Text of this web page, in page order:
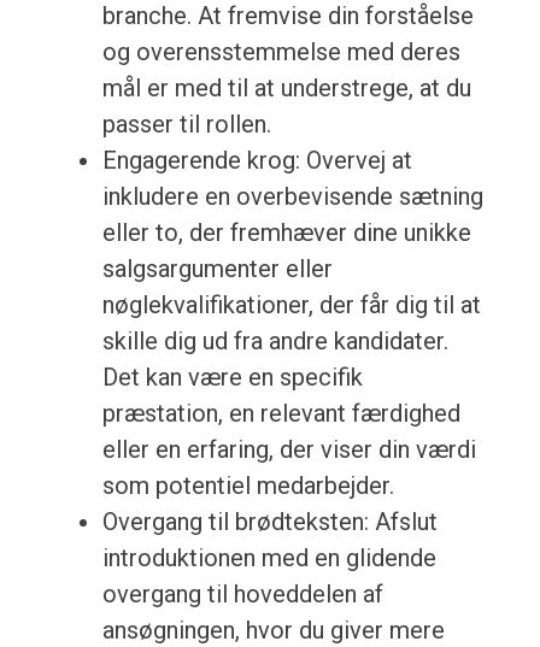
branche. At fremvise din forståelse
og overensstemmelse med deres
mål er med til at understrege, at du
passer til rollen.
Engagerende krog: Overvej at
inkludere en overbevisende sætning
eller to, der fremhæver dine unikke
salgsargumenter eller
nøglekvalifikationer, der får dig til at
skille dig ud fra andre kandidater.
Det kan være en specifik
præstation, en relevant færdighed
eller en erfaring, der viser din værdi
som potentiel medarbejder.
Overgang til brødteksten: Afslut
introduktionen med en glidende
overgang til hoveddelen af
ansøgningen, hvor du giver mere